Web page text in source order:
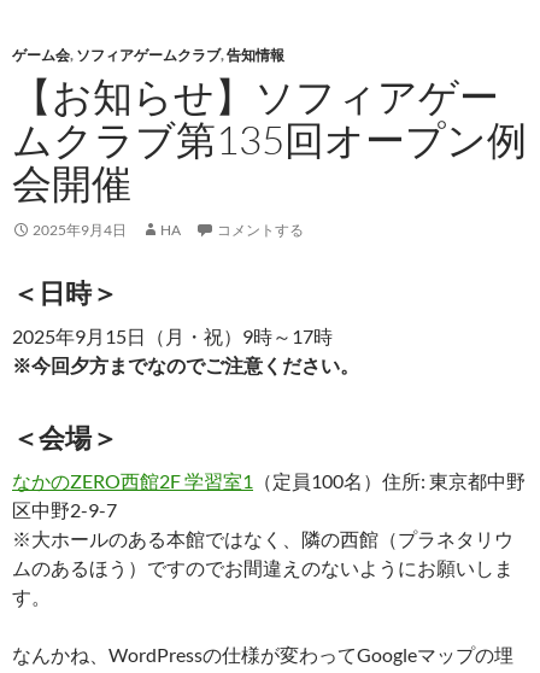
ゲーム会, ソフィアゲームクラブ,告知情報
【お知らせ】ソフィアゲー
ムクラブ第135回オープン例
会開催
2025年9月4日 HA コメントする
＜日時＞
2025年9月15日（月・祝）9時～17時
※今回夕方までなのでご注意ください。
＜会場＞
なかのZERO西館2F 学習室1
（定員100名）住所: 東京都中野
区中野2-9-7
※大ホールのある本館ではなく、隣の西館（プラネタリウ
ムのあるほう）ですのでお間違えのないようにお願いしま
す。
なんかね、WordPressの仕様が変わってGoogleマップの埋